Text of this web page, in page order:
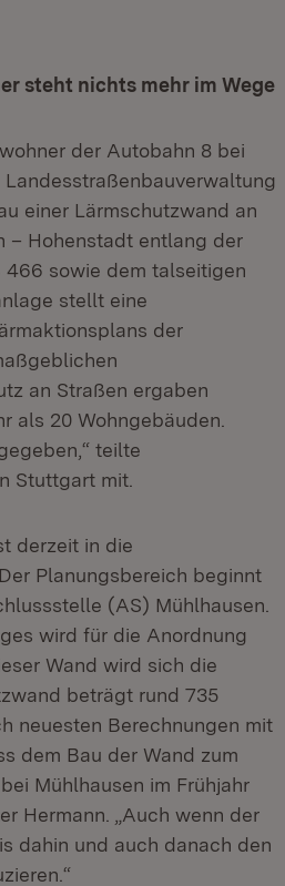
steht nichts mehr im Wege
der Autobahn 8 bei
Landesstraßenbauverwaltung
einer Lärmschutzwand an
– Hohenstadt entlang der
sowie dem talseitigen
stellt eine
der
an Straßen ergaben
als 20 Wohngebäuden.
teilte
Stuttgart mit.
derzeit in die
Planungsbereich beginnt
(AS) Mühlhausen.
wird für die Anordnung
Wand wird sich die
beträgt rund 735
neuesten Berechnungen mit
dem Bau der Wand zum
Mühlhausen im Frühjahr
Hermann. „Auch wenn der
dahin und auch danach den